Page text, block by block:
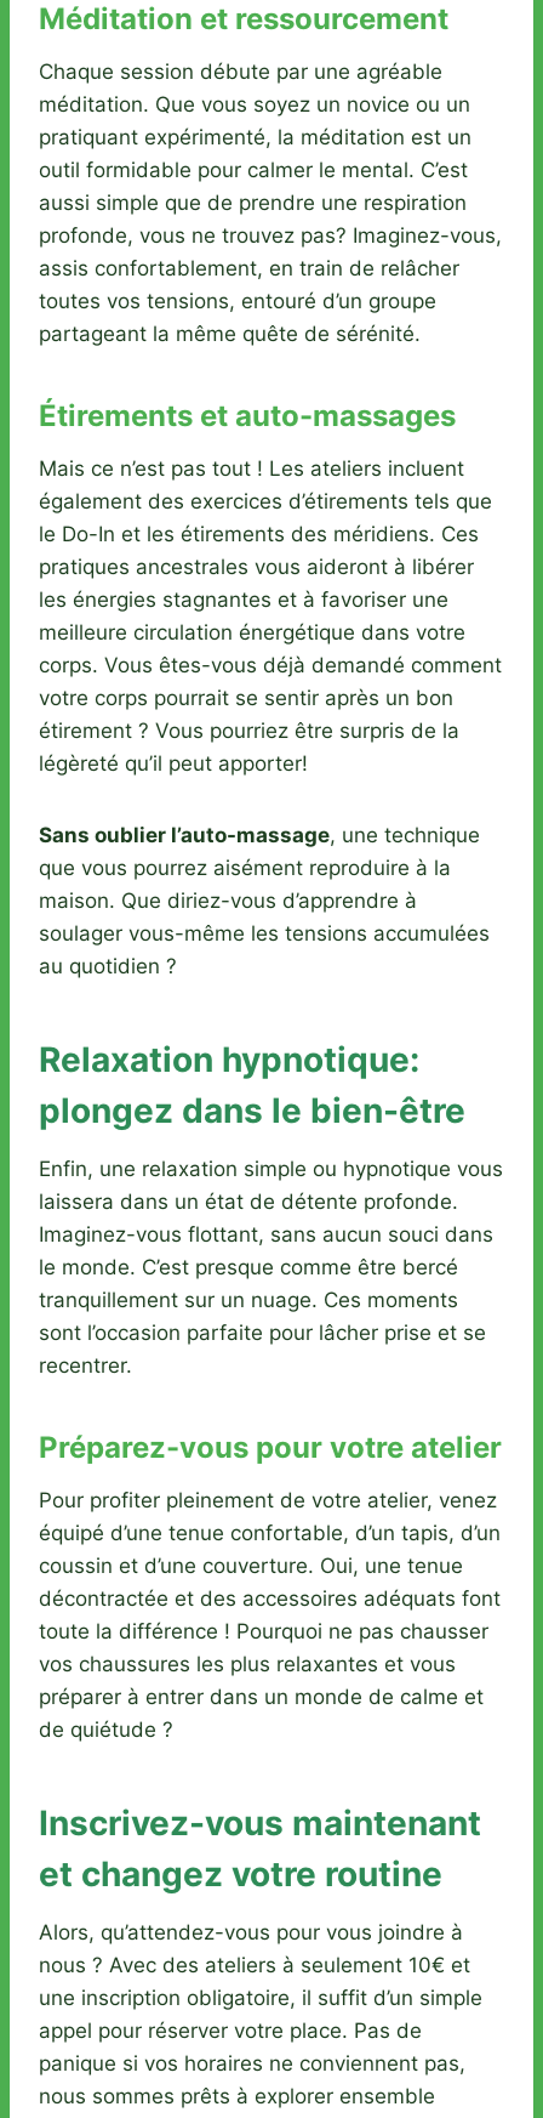
Méditation et ressourcement
Chaque session débute par une agréable
méditation. Que vous soyez un novice ou un
pratiquant expérimenté, la méditation est un
outil formidable pour calmer le mental. C’est
aussi simple que de prendre une respiration
profonde, vous ne trouvez pas? Imaginez-vous,
assis confortablement, en train de relâcher
toutes vos tensions, entouré d’un groupe
partageant la même quête de sérénité.
Étirements et auto-massages
Mais ce n’est pas tout ! Les ateliers incluent
également des exercices d’étirements tels que
le Do-In et les étirements des méridiens. Ces
pratiques ancestrales vous aideront à libérer
les énergies stagnantes et à favoriser une
meilleure circulation énergétique dans votre
corps. Vous êtes-vous déjà demandé comment
votre corps pourrait se sentir après un bon
étirement ? Vous pourriez être surpris de la
légèreté qu’il peut apporter!
Sans oublier l’auto-massage, une technique
que vous pourrez aisément reproduire à la
maison. Que diriez-vous d’apprendre à
soulager vous-même les tensions accumulées
au quotidien ?
Relaxation hypnotique:
plongez dans le bien-être
Enfin, une relaxation simple ou hypnotique vous
laissera dans un état de détente profonde.
Imaginez-vous flottant, sans aucun souci dans
le monde. C’est presque comme être bercé
tranquillement sur un nuage. Ces moments
sont l’occasion parfaite pour lâcher prise et se
recentrer.
Préparez-vous pour votre atelier
Pour profiter pleinement de votre atelier, venez
équipé d’une tenue confortable, d’un tapis, d’un
coussin et d’une couverture. Oui, une tenue
décontractée et des accessoires adéquats font
toute la différence ! Pourquoi ne pas chausser
vos chaussures les plus relaxantes et vous
préparer à entrer dans un monde de calme et
de quiétude ?
Inscrivez-vous maintenant
et changez votre routine
Alors, qu’attendez-vous pour vous joindre à
nous ? Avec des ateliers à seulement 10€ et
une inscription obligatoire, il suffit d’un simple
appel pour réserver votre place. Pas de
panique si vos horaires ne conviennent pas,
nous sommes prêts à explorer ensemble